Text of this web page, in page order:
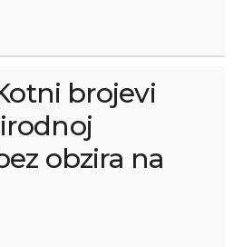
brojevi
obzira na